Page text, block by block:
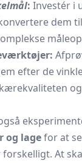
: Investér i
dem
efter de
og lagefor at
At